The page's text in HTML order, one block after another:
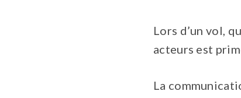
Lors d’un vol,
acteurs est
La